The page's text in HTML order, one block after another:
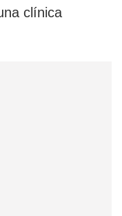
clínica